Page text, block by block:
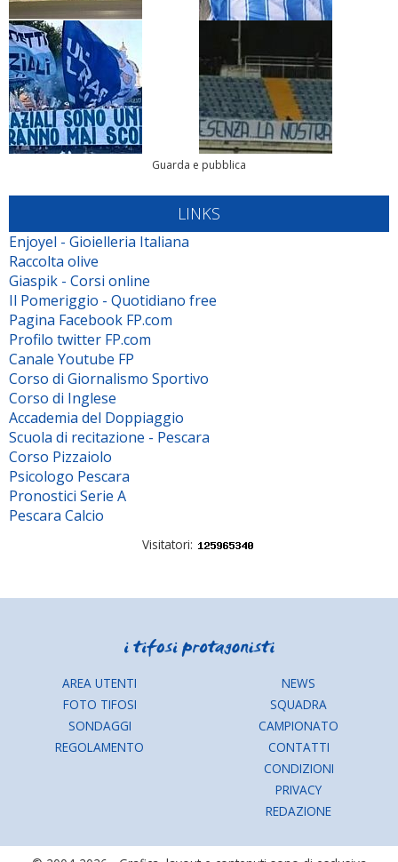
Guarda e pubblica
LINKS
Enjoyel - Gioielleria Italiana
Raccolta olive
Giaspik - Corsi online
Il Pomeriggio - Quotidiano free
Pagina Facebook FP.com
Profilo twitter FP.com
Canale Youtube FP
Corso di Giornalismo Sportivo
Corso di Inglese
Accademia del Doppiaggio
Scuola di recitazione - Pescara
Corso Pizzaiolo
Psicologo Pescara
Pronostici Serie A
Pescara Calcio
Visitatori:
AREA UTENTI
FOTO TIFOSI
SONDAGGI
REGOLAMENTO
NEWS
SQUADRA
CAMPIONATO
CONTATTI
CONDIZIONI
PRIVACY
REDAZIONE